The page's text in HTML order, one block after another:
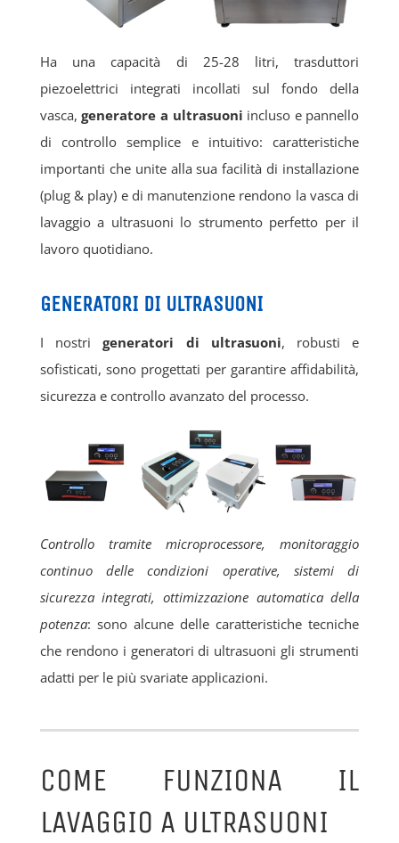
Ha una capacità di 25-28 litri, trasduttori
piezoelettrici integrati incollati sul fondo della
vasca,generatore a ultrasuoni incluso e pannello
di controllo semplice e intuitivo: caratteristiche
importanti che unite alla sua facilità di installazione
(plug & play) e di manutenzione rendono la vasca di
lavaggio a ultrasuoni lo strumento perfetto per il
lavoro quotidiano.
GENERATORI DI ULTRASUONI
I nostrigeneratori di ultrasuoni, robusti e
sofisticati, sono progettati per garantire affidabilità,
sicurezza e controllo avanzato del processo.
Controllo tramite microprocessore, monitoraggio
continuo delle condizioni operative, sistemi di
sicurezza integrati, ottimizzazione automatica della
potenza: sono alcune delle caratteristiche tecniche
che rendono i generatori di ultrasuoni gli strumenti
adatti per le più svariate applicazioni.
COME FUNZIONA IL
LAVAGGIO A ULTRASUONI